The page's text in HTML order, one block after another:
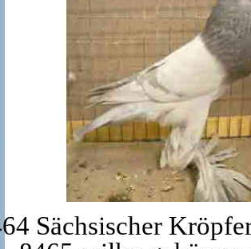
Sächsischer